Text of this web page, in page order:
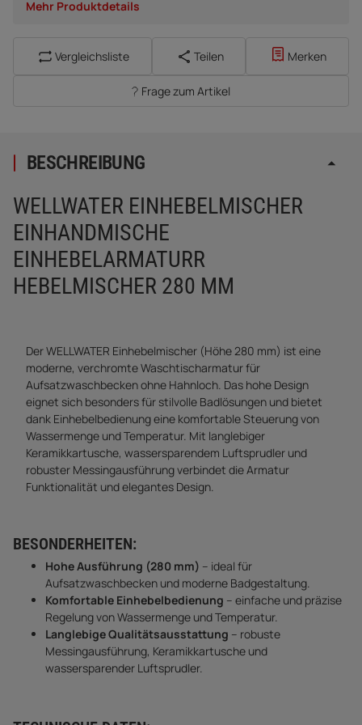
Mehr Produktdetails
Vergleichsliste Teilen Merken
Frage zum Artikel
BESCHREIBUNG
WELLWATER EINHEBELMISCHER
EINHANDMISCHE
EINHEBELARMATURR
HEBELMISCHER 280 MM
Der WELLWATER Einhebelmischer (Höhe 280 mm) ist eine
moderne, verchromte Waschtischarmatur für
Aufsatzwaschbecken ohne Hahnloch. Das hohe Design
eignet sich besonders für stilvolle Badlösungen und bietet
dank Einhebelbedienung eine komfortable Steuerung von
Wasser­menge und Temperatur. Mit langlebiger
Keramikkartusche, wassersparendem Luftsprudler und
robuster Messingausführung verbindet die Armatur
Funktionalität und elegantes Design.
BESONDERHEITEN:
Hohe Ausführung (280 mm) – ideal für
Aufsatzwaschbecken und moderne Badgestaltung.
Komfortable Einhebelbedienung – einfache und präzise
Regelung von Wassermenge und Temperatur.
Langlebige Qualitätsausstattung – robuste
Messingausführung, Keramikkartusche und
wassersparender Luftsprudler.